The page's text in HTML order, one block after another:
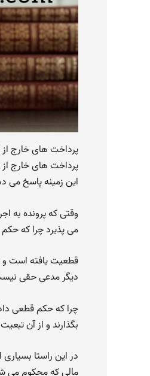
پرداخت های خارج از
پرداخت های خارج
این زمینه پاسخ می
وقتی که پرونده به
می پذیرد چرا که حکم
قطعیت یافته است
دیگر مدعی حقی
چرا که حکم قطعی
بگذارند و از آن
در این راستا
مالی که محکوم می